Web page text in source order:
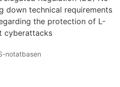
down technical requirements
the protection of L-
cyberattacks
notatbasen